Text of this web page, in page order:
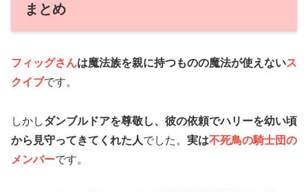
まとめ
フィッグさんは魔法族を親に持つものの魔法が使えないス
クイブです。
しかしダンブルドアを尊敬し、彼の依頼でハリーを幼い頃
から見守ってきてくれた人でした。 実は不死鳥の騎士団の
メンバーです。